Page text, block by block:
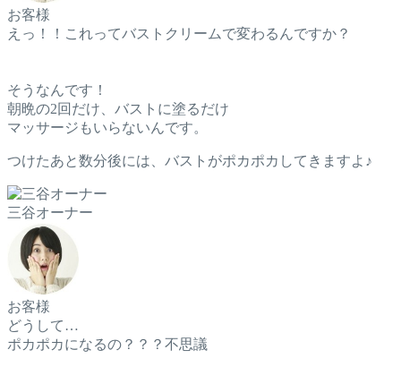
お客様
えっ！！これってバストクリームで変わるんですか？
そうなんです！
朝晩の2回だけ、バストに塗るだけ
マッサージもいらないんです。
つけたあと数分後には、バストがポカポカしてきますよ♪
三谷オーナー
お客様
どうして…
ポカポカになるの？？？不思議